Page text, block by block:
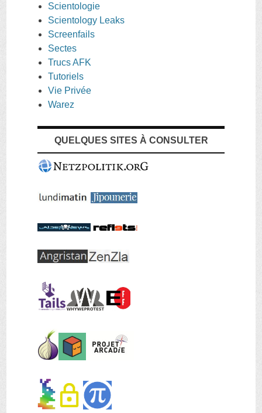
Scientologie
Scientology Leaks
Screenfails
Sectes
Trucs AFK
Tutoriels
Vie Privée
Warez
QUELQUES SITES À CONSULTER